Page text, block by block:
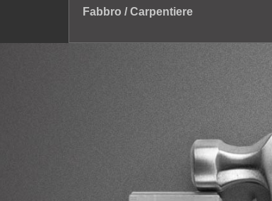
Fabbro / Carpentiere